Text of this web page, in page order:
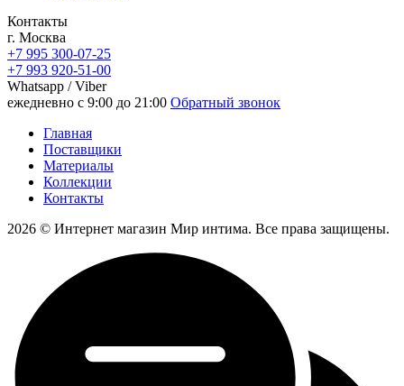
Контакты
г. Москва
+7 995 300-07-25
+7 993 920-51-00
Whatsapp / Viber
ежедневно с 9:00 до 21:00 Обратный звонок
Главная
Поставщики
Материалы
Коллекции
Контакты
2026 © Интернет магазин Мир интима. Все права защищены.